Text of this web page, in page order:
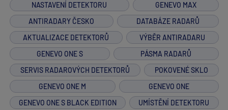
NASTAVENÍ DETEKTORU
GENEVO MAX
ANTIRADARY ČESKO
DATABÁZE RADARŮ
AKTUALIZACE DETEKTORŮ
VÝBĚR ANTIRADARU
GENEVO ONE S
PÁSMA RADARŮ
SERVIS RADAROVÝCH DETEKTORŮ
POKOVENÉ SKLO
GENEVO ONE M
GENEVO ONE
GENEVO ONE S BLACK EDITION
UMÍSTĚNÍ DETEKTORU